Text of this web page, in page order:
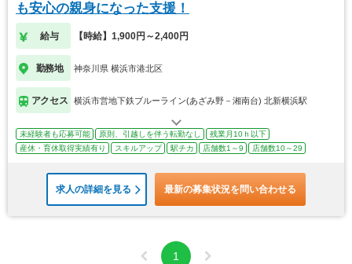
も安心の親身になった支援！
給与 【時給】1,900円～2,400円
勤務地 神奈川県 横浜市港北区
アクセス 横浜市営地下鉄ブルーライン(あざみ野－湘南台) 北新横浜駅
未経験者も応募可能 原則、引越しを伴う転勤なし
残業月10ｈ以下
産休・育休取得実績有り
スキルアップ 駅チカ 店舗数1～9 店舗数10～29
求人の詳細を見る 最新の募集状況を問い合わせる
1